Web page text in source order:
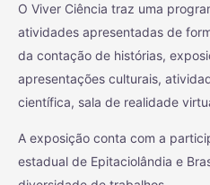
O Viver Ciência traz uma
atividades apresentadas de
da contação de histórias,
apresentações culturais,
científica, sala de realidade
A exposição conta com a
estadual de Epitaciolândia e